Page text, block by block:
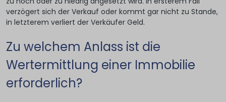
verzögert sich der Verkauf oder kommt gar nicht zu Stande,
in letzterem verliert der Verkäufer Geld.
Zu welchem Anlass ist die
Wertermittlung einer Immobilie
erforderlich?